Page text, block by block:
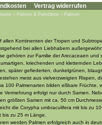
Vertrag widerrufen
» Palmen & Palmfarne » Palmen
allen Kontinenten der Tropen und
bei allen Liebhabern
gehören zur Familie der Arecaceaen
kriechenden und kletternden
später gefiederten, dunkelgrünen,
meist aus vielverzweigten Rispen,
100 Palmenarten bilden eßbare Früchte,
Vermehrung erfolgt nur durch Samen.
größten Samen mit ca. 50 cm
die Corypha umbraculifera mit bis zu
bis zu 25 m Länge.
werden Palmen erfolgreich auch in